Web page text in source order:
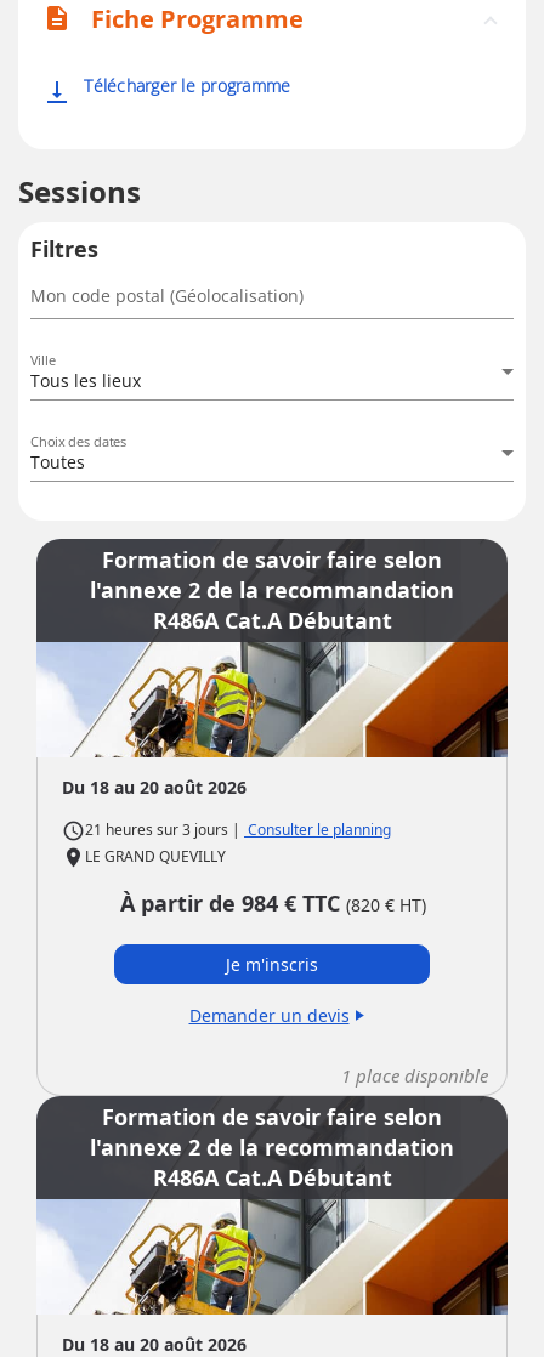
description Fiche Programme
vertical_align_bottom Télécharger le programme
Sessions
Filtres
Mon code postal (Géolocalisation)
Ville
Tous les lieux
Choix des dates
Toutes
Formation de savoir faire selon
l'annexe 2 de la recommandation
R486A Cat.A Débutant
Du 18 au 20 août 2026
access_time21 heures sur3 jours | Consulter le planning
place LE GRAND QUEVILLY
À partir de 984 € TTC (820€ HT)
Je m'inscris
Demander un devis play_arrow
1 place disponible
Formation de savoir faire selon
l'annexe 2 de la recommandation
R486A Cat.A Débutant
Du 18 au 20 août 2026